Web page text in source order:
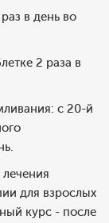
в день во
2 раза в
с 20-й
для взрослых
курс - после